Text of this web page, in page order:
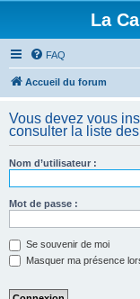
La
FAQ
Accueil du forum
Vous devez vous
consulter la liste
Nom d’utilisateur :
Mot de passe :
Se souvenir de moi
Masquer ma présence